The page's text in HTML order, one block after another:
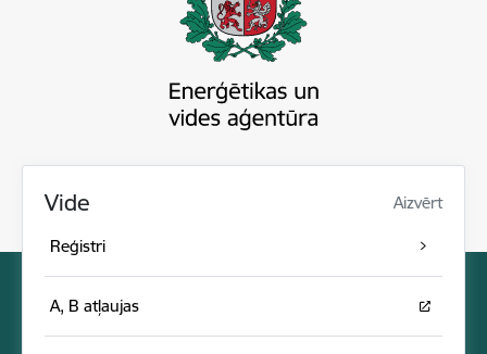
Vide Aizvērt
Reģistri
A, B atļaujas